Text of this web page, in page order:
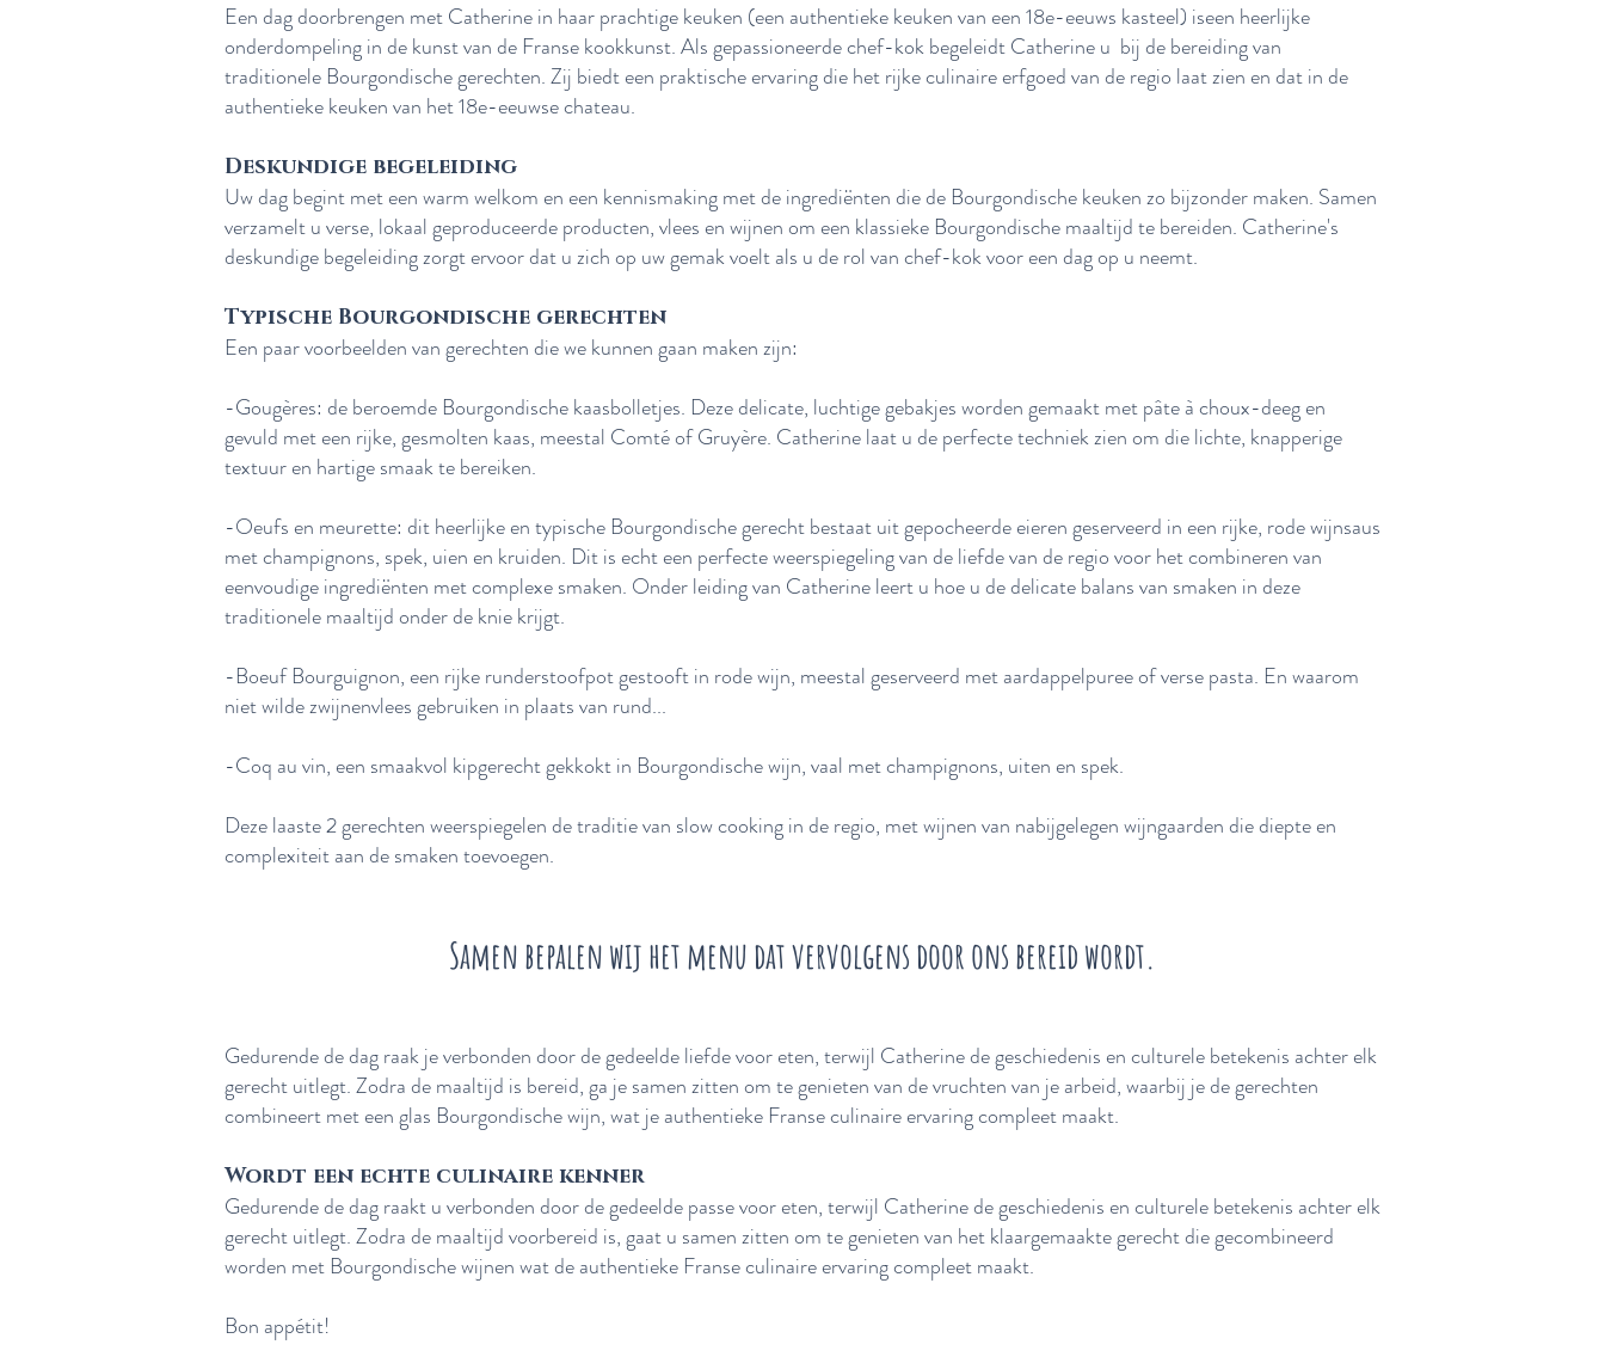
Een dag doorbrengen met Catherine in haar prachtige keuken (een authentieke keuken van een 18e-eeuws kasteel) iseen heerlijke
onderdompeling in de kunst van de Franse kookkunst. Als gepassioneerde chef-kok begeleidt Catherine u bij de bereiding van
traditionele Bourgondische gerechten. Zij biedt een praktische ervaring die het rijke culinaire erfgoed van de regio laat zien en dat in de
authentieke keuken van het 18e-eeuwse chateau.
Deskundige begeleiding
Uw dag begint met een warm welkom en een kennismaking met de ingrediënten die de Bourgondische keuken zo bijzonder maken. Samen
verzamelt u verse, lokaal geproduceerde producten, vlees en wijnen om een klassieke Bourgondische maaltijd te bereiden. Catherine's
deskundige begeleiding zorgt ervoor dat u zich op uw gemak voelt als u de rol van chef-kok voor een dag op u neemt.
Typische Bourgondische gerechten
Een paar voorbeelden van gerechten die we kunnen gaan maken zijn:
-Gougères: de beroemde Bourgondische kaasbolletjes. Deze delicate, luchtige gebakjes worden gemaakt met pâte à choux-deeg en
gevuld met een rijke, gesmolten kaas, meestal Comté of Gruyère. Catherine laat u de perfecte techniek zien om die lichte, knapperige
textuur en hartige smaak te bereiken.
-Oeufs en meurette: dit heerlijke en typische Bourgondische gerecht bestaat uit gepocheerde eieren geserveerd in een rijke, rode wijnsaus
met champignons, spek, uien en kruiden. Dit is echt een perfecte weerspiegeling van de liefde van de regio voor het combineren van
eenvoudige ingrediënten met complexe smaken. Onder leiding van Catherine leert u hoe u de delicate balans van smaken in deze
traditionele maaltijd onder de knie krijgt.
-Boeuf Bourguignon, een rijke runderstoofpot gestooft in rode wijn, meestal geserveerd met aardappelpuree of verse pasta. En waarom
niet wilde zwijnenvlees gebruiken in plaats van rund...
-Coq au vin, een smaakvol kipgerecht gekkokt in Bourgondische wijn, vaal met champignons, uiten en spek.
Deze laaste 2 gerechten weerspiegelen de traditie van slow cooking in de regio, met wijnen van nabijgelegen wijngaarden die diepte en
complexiteit aan de smaken toevoegen.
Samen bepalen wij het menu dat vervolgens door ons bereid wordt.
Gedurende de dag raak je verbonden door de gedeelde liefde voor eten, terwijl Catherine de geschiedenis en culturele betekenis achter elk
gerecht uitlegt. Zodra de maaltijd is bereid, ga je samen zitten om te genieten van de vruchten van je arbeid, waarbij je de gerechten
combineert met een glas Bourgondische wijn, wat je authentieke Franse culinaire ervaring compleet maakt.
Wordt een echte culinaire kenner
Gedurende de dag raakt u verbonden door de gedeelde passe voor eten, terwijl Catherine de geschiedenis en culturele betekenis achter elk
gerechtuitlegt. Zodra de maaltijd voorbereid is, gaat u samen zitten om te genieten van het klaargemaakte gerecht die gecombineerd
worden met Bourgondische wijnen wat de authentieke Franse culinaire ervaring compleet maakt.
Bon appétit!